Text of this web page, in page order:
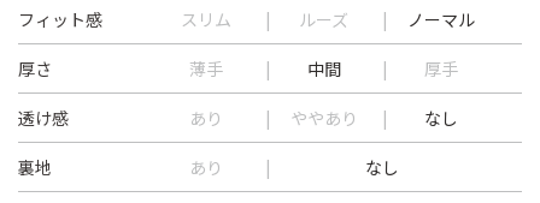
フィット感 スリム ルーズ ノーマル
厚さ 薄手 中間 厚手
透け感 あり ややあり なし
裏地 あり なし